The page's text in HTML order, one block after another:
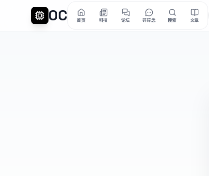
OC 首页 科技 论坛 碎碎念 搜索 文章